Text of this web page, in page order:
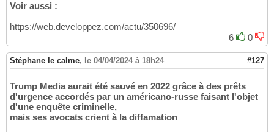
Voir aussi :
https://web.developpez.com/actu/350696/
6
0
Stéphane le calme, le 04/04/2024 à 18h24 #127
Trump Media aurait été sauvé en 2022 grâce à des prêts
d'urgence accordés par un américano-russe faisant l'objet
d'une enquête criminelle,
mais ses avocats crient à la diffamation